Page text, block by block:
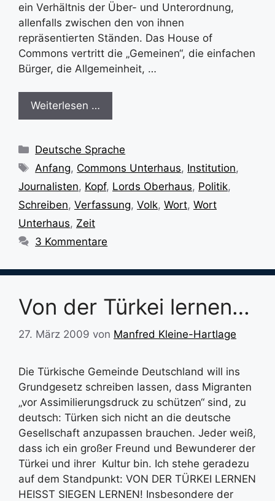
ein Verhältnis der Über- und Unterordnung,
allenfalls zwischen den von ihnen
repräsentierten Ständen. Das House of
Commons vertritt die „Gemeinen“, die einfachen
Bürger, die Allgemeinheit, …
Weiterlesen …
Kategorien
Deutsche Sprache
Schlagwörter
Anfang, Commons Unterhaus, Institution,
Journalisten, Kopf, Lords Oberhaus, Politik,
Schreiben, Verfassung, Volk, Wort, Wort
Unterhaus, Zeit
3 Kommentare
Von der Türkei lernen…
27. März 2009 von Manfred Kleine-Hartlage
Die Türkische Gemeinde Deutschland will ins
Grundgesetz schreiben lassen, dass Migranten
„vor Assimilierungsdruck zu schützen“ sind, zu
deutsch: Türken sich nicht an die deutsche
Gesellschaft anzupassen brauchen. Jeder weiß,
dass ich ein großer Freund und Bewunderer der
Türkei und ihrer Kultur bin. Ich stehe geradezu
auf dem Standpunkt: VON DER TÜRKEI LERNEN
HEISST SIEGEN LERNEN! Insbesondere der